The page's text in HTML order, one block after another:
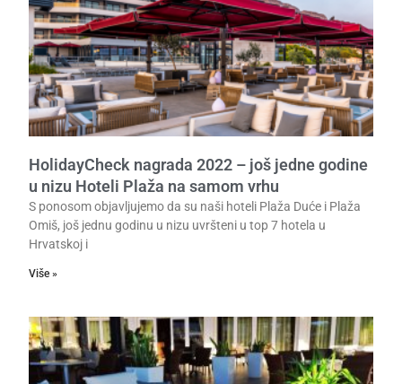
HolidayCheck nagrada 2022 – još jedne godine
u nizu Hoteli Plaža na samom vrhu
S ponosom objavljujemo da su naši hoteli Plaža Duće i Plaža
Omiš, još jednu godinu u nizu uvršteni u top 7 hotela u
Hrvatskoj i
Više »